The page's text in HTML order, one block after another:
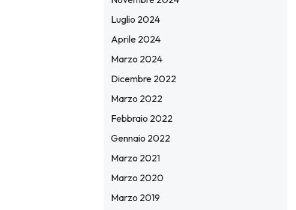
Luglio 2024
Aprile 2024
Marzo 2024
Dicembre 2022
Marzo 2022
Febbraio 2022
Gennaio 2022
Marzo 2021
Marzo 2020
Marzo 2019